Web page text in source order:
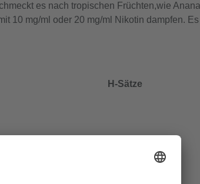
es nach tropischen Früchten,wie
10 mg/ml oder 20 mg/ml Nikotin dampfen.
H-Sätze